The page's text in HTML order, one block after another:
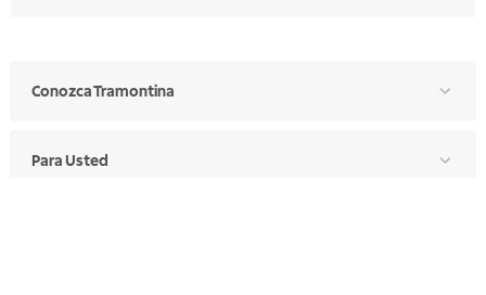
Conozca Tramontina
Para Usted